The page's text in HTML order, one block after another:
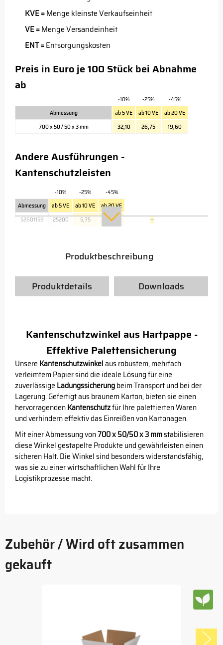
KVE =Menge kleinste Verkaufseinheit
VE =Menge Versandeinheit
ENT =Entsorgungskosten
Preis in Euro je 100 Stück bei Abnahme
ab
-10% -25%
-45%
Abmessung
ab 5 VE ab 10 VE
ab 20 VE
700 x 50 / 50 x 3 mm
32,10 26,75 19,60
Andere Ausführungen -
Kantenschutzleisten
-10% -25%
-45%
Abmessung
ab 5 VE ab 10 VE
ab 20 VE
52601159
25200 5,75 4,25 →
Produktbeschreibung
Produktdetails Downloads
Kantenschutzwinkel aus Hartpappe -
Effektive Palettensicherung
Unsere Kantenschutzwinkelaus robustem, mehrfach
verleimtem Papier sind die ideale Lösung für eine
zuverlässige Ladungssicherungbeim Transport und bei der
Lagerung. Gefertigt aus braunem Karton, bieten sie einen
hervorragendenKantenschutzfür Ihre palettierten Waren
und verhindern effektiv das Einreißen von Kartonagen.
Mit einer Abmessung von700 x 50/50 x 3 mmstabilisieren
diese Winkel gestapelte Produkte und gewährleisten einen
sicheren Halt. Die Winkel sind besonders widerstandsfähig,
was sie zu einer wirtschaftlichen Wahl für Ihre
Logistikprozesse macht.
Zubehör / Wird oft zusammen
gekauft